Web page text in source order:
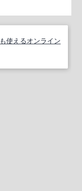
使えるオンライン